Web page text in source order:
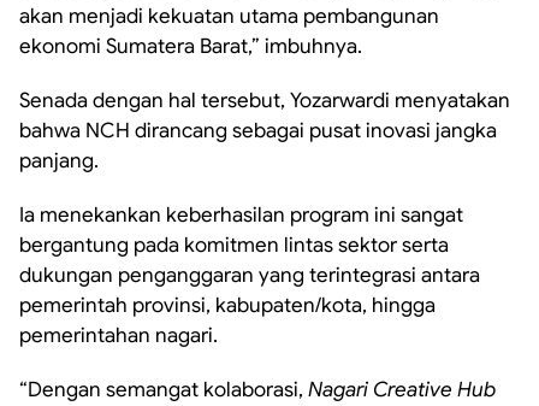
akan menjadi kekuatan utama pembangunan
ekonomi Sumatera Barat,” imbuhnya.
Senada dengan hal tersebut, Yozarwardi menyatakan
bahwa NCH dirancang sebagai pusat inovasi jangka
panjang.
Ia menekankan keberhasilan program ini sangat
bergantung pada komitmen lintas sektor serta
dukungan penganggaran yang terintegrasi antara
pemerintah provinsi, kabupaten/kota, hingga
pemerintahan nagari.
“Dengan semangat kolaborasi, Nagari Creative Hub